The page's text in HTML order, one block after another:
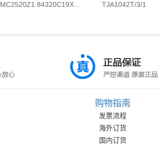
MC2520Z1.84320C19X...
TJA1042T/3/1
购物指南
发票流程
海外订货
国内订货